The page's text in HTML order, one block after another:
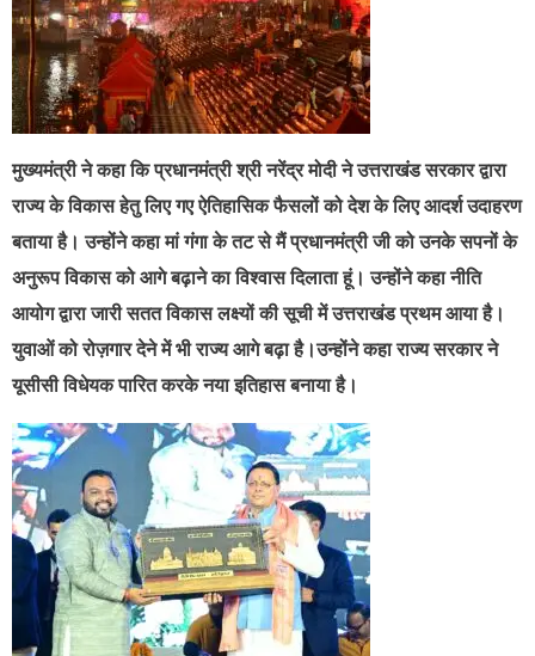
मुख्यमंत्री ने कहा कि प्रधानमंत्री श्री नरेंद्र मोदी ने उत्तराखंड सरकार द्वारा
राज्य के विकास हेतु लिए गए ऐतिहासिक फैसलों को देश के लिए आदर्श उदाहरण
बताया है। उन्होंने कहा मां गंगा के तट से मैं प्रधानमंत्री जी को उनके सपनों के
अनुरूप विकास को आगे बढ़ाने का विश्वास दिलाता हूं। उन्होंने कहा नीति
आयोग द्वारा जारी सतत विकास लक्ष्यों की सूची में उत्तराखंड प्रथम आया है।
युवाओं को रोज़गार देने में भी राज्य आगे बढ़ा है।उन्होंने कहा राज्य सरकार ने
यूसीसी विधेयक पारित करके नया इतिहास बनाया है।